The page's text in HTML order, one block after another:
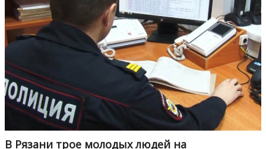
В Рязани трое молодых людей на